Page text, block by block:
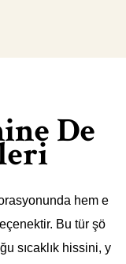
De
hem e
Bu tür şö
sıcaklık hissini, y